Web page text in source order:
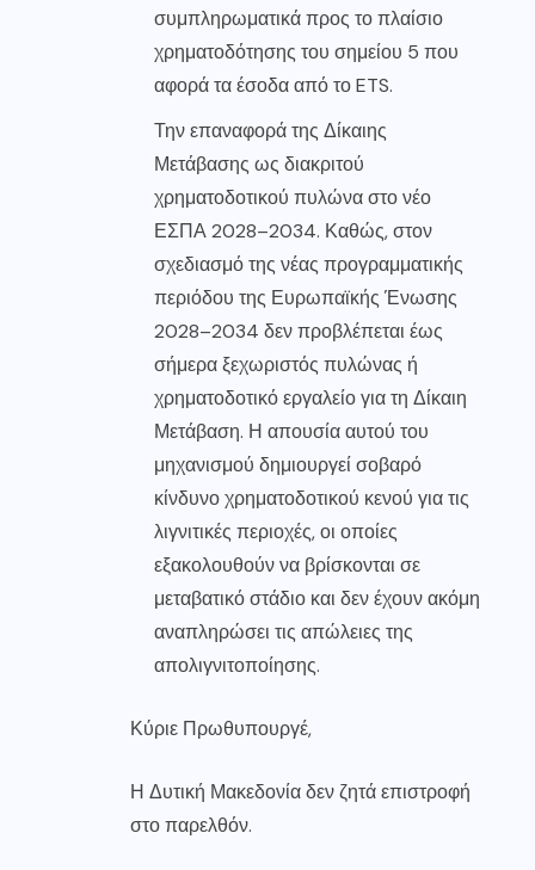
συμπληρωματικά προς το πλαίσιο
χρηματοδότησης του σημείου 5 που
αφορά τα έσοδα από το ETS.
Την επαναφορά της Δίκαιης
Μετάβασης ως διακριτού
χρηματοδοτικού πυλώνα στο νέο
ΕΣΠΑ 2028–2034. Καθώς, στον
σχεδιασμό της νέας προγραμματικής
περιόδου της Ευρωπαϊκής Ένωσης
2028–2034 δεν προβλέπεται έως
σήμερα ξεχωριστός πυλώνας ή
χρηματοδοτικό εργαλείο για τη Δίκαιη
Μετάβαση. Η απουσία αυτού του
μηχανισμού δημιουργεί σοβαρό
κίνδυνο χρηματοδοτικού κενού για τις
λιγνιτικές περιοχές, οι οποίες
εξακολουθούν να βρίσκονται σε
μεταβατικό στάδιο και δεν έχουν ακόμη
αναπληρώσει τις απώλειες της
απολιγνιτοποίησης.
Κύριε Πρωθυπουργέ,
Η Δυτική Μακεδονία δεν ζητά επιστροφή
στο παρελθόν.